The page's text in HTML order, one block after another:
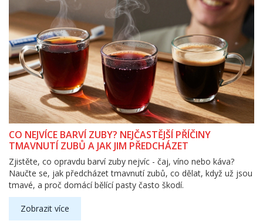
CO NEJVÍCE BARVÍ ZUBY? NEJČASTĚJŠÍ PŘÍČINY
TMAVNUTÍ ZUBŮ A JAK JIM PŘEDCHÁZET
Zjistěte, co opravdu barví zuby nejvíc - čaj, víno nebo káva?
Naučte se, jak předcházet tmavnutí zubů, co dělat, když už jsou
tmavé, a proč domácí bělící pasty často škodí.
Zobrazit více